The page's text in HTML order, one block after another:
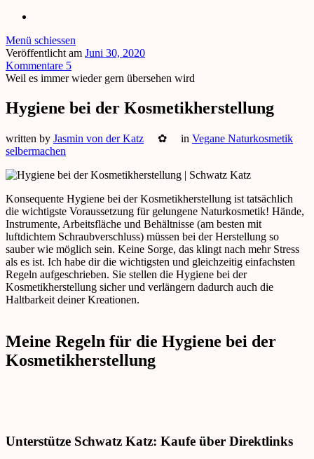
Menü schiessen
Veröffentlicht am Juni 30, 2020
Kommentare 5
Weil es immer wieder gern übersehen wird
Hygiene bei der Kosmetikherstellung
written by Jasmin von der Katz ✿ in Vegane Naturkosmetik
selbermachen
Konsequente Hygiene bei der Kosmetikherstellung ist tatsächlich
die wichtigste Voraussetzung für gelungene Naturkosmetik! Hände,
Instrumente, Arbeitsfläche und Behältnisse (am besten mit
luftdichtem Schraubverschluss) müssen bei der Herstellung so
sauber wie möglich sein. Keine Sorge, das klingt nach mehr Stress
als es ist. Ich habe dir die wichtigsten und gleichzeitig einfachsten
Regeln aufgeschrieben. Sie stellen die Hygiene bei der
Kosmetikherstellung sicher und verlängern dadurch auch die
Haltbarkeit deiner Kreationen.
Meine Regeln für die Hygiene bei der
Kosmetikherstellung
Unterstütze Schwatz Katz: Kaufe über Direktlinks